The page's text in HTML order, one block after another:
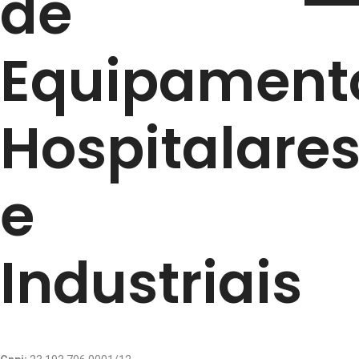
e
Industriais